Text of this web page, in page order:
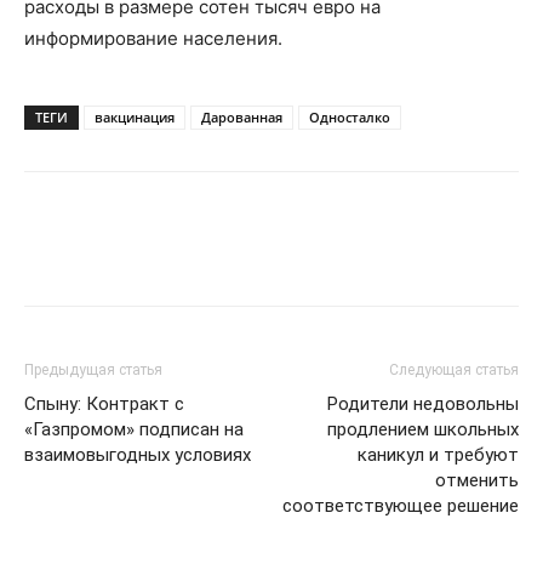
расходы в размере сотен тысяч евро на
информирование населения.
ТЕГИ вакцинация Дарованная Односталко
Предыдущая статья
Спыну: Контракт с
«Газпромом» подписан на
взаимовыгодных условиях
Следующая статья
Родители недовольны
продлением школьных
каникул и требуют
отменить
соответствующее решение